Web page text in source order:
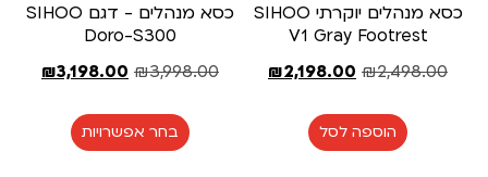
כסא מנהלים יוקרתי SIHOO
V1 Gray Footrest
₪2,498.00
₪2,198.00
הוספה לסל
כסא מנהלים - דגם SIHOO
Doro-S300
₪3,998.00
₪3,198.00
בחר אפשרויות